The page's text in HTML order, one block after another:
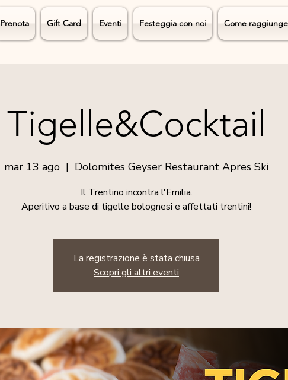
Prenota Gift Card Eventi Festeggia con noi Come
Tigelle&Cocktail
mar 13 ago
  |
Dolomites Geyser Restaurant Apres Ski
Il Trentino incontra l'Emilia.
Aperitivo a base di tigelle bolognesi e affettati trentini!
La registrazione è stata chiusa
Scopri gli altri eventi